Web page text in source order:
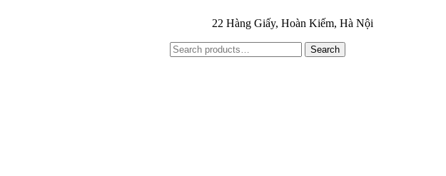
22 Hàng Giấy, Hoàn Kiếm, Hà Nội
Search